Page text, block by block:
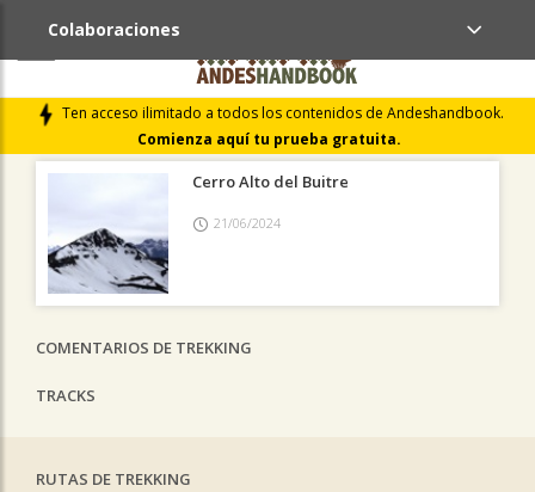
Ten acceso ilimitado a todos los contenidos de Andeshandbook.
Comienza aquí tu prueba gratuita.
Colaboraciones
ÚLTIMAS COLABORACIONES PUBLICADAS
LIBROS DE CUMBRES
Cerro Alto del Buitre
21/06/2024
COMENTARIOS DE TREKKING
TRACKS
RUTAS DE TREKKING